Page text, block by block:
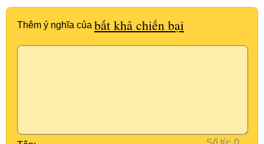
Thêm ý nghĩa của bất khả chiến bại